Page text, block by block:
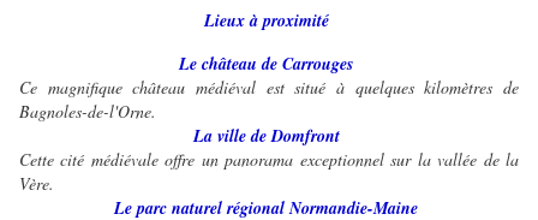
Lieux à proximité
Le château de Carrouges
Ce magnifique château médiéval est situé à quelques kilomètres de
Bagnoles-de-l'Orne.
La ville de Domfront
Cette cité médiévale offre un panorama exceptionnel sur la vallée de la
Vère.
Le parc naturel régional Normandie-Maine